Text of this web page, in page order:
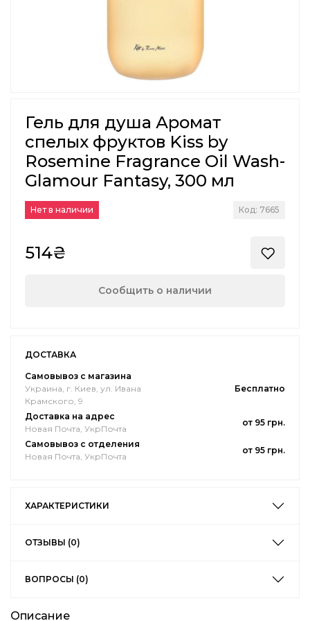
Гель для душа Аромат
спелых фруктов Kiss by
Rosemine Fragrance Oil Wash-
Glamour Fantasy, 300 мл
Нет в наличии Код: 7665
514₴
Сообщить о наличии
ДОСТАВКА
Самовывоз с магазина
Украина, г. Киев, ул. Ивана
Крамского, 9
Бесплатно
Доставка на адрес
Новая Почта, УкрПочта
от 95 грн.
Самовывоз с отделения
Новая Почта, УкрПочта
от 95 грн.
ХАРАКТЕРИСТИКИ
ОТЗЫВЫ (0)
ВОПРОСЫ (0)
Описание